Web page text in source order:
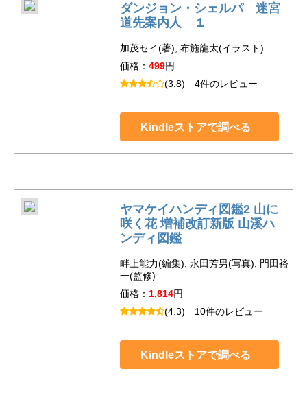
ダンジョン・シェルパ 迷宮
道先案内人 １
加茂セイ(著), 布施龍太(イラスト)
価格： 499円
(3.8) 4件のレビュー
Kindleストアで調べる
ヤマケイハンディ図鑑2 山に
咲く花 増補改訂新版 山溪ハ
ンディ図鑑
畔上能力(編集), 永田芳男(写真), 門田裕
一(監修)
価格： 1,814円
(4.3) 10件のレビュー
Kindleストアで調べる